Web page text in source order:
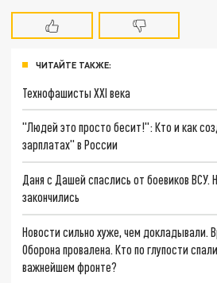
ЧИТАЙТЕ ТАКЖЕ:
Технофашисты XXI века
"Людей это просто бесит!": Кто и как
зарплатах" в России
Даня с Дашей спаслись от боевиков
закончились
Новости сильно хуже, чем докладывали.
Оборона провалена. Кто по глупости
важнейшем фронте?